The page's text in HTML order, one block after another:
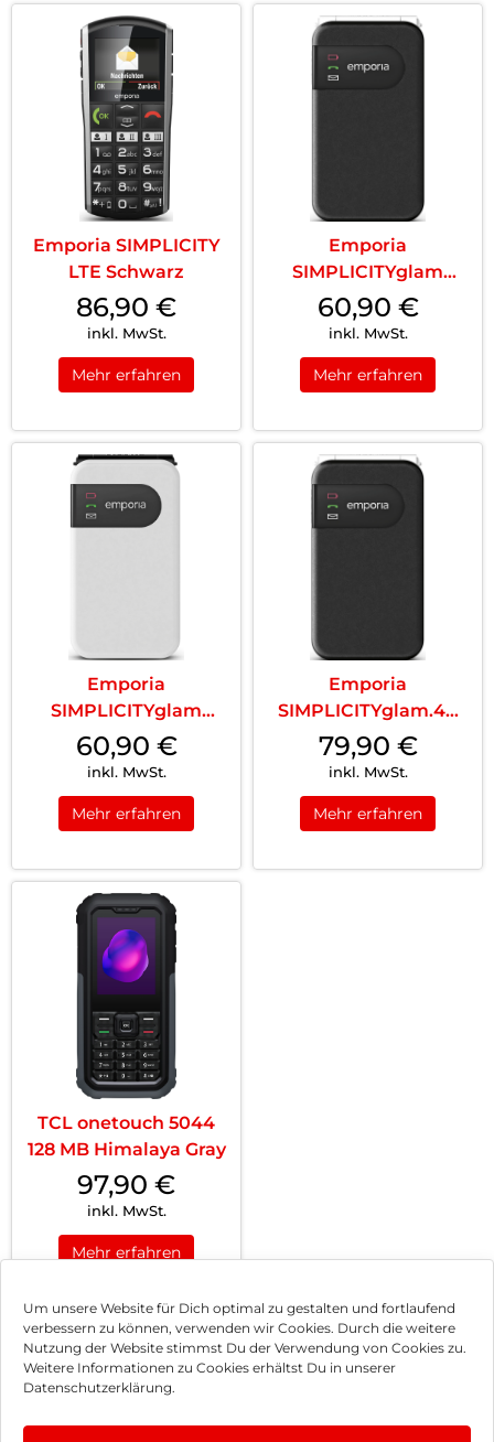
Um unsere Website für Dich optimal zu gestalten und fortlaufend
verbessern zu können, verwenden wir Cookies. Durch die weitere
Nutzung der Website stimmst Du der Verwendung von Cookies zu.
Weitere Informationen zu Cookies erhältst Du in unserer
Datenschutzerklärung.
Emporia SIMPLICITY
LTE Schwarz
86,90 €
inkl. MwSt.
Mehr erfahren
Emporia
SIMPLICITYglam
Schwarz
60,90 €
inkl. MwSt.
Mehr erfahren
Emporia
SIMPLICITYglam
Weiss
60,90 €
inkl. MwSt.
Mehr erfahren
Emporia
SIMPLICITYglam.4G
Schwarz
79,90 €
inkl. MwSt.
Mehr erfahren
TCL onetouch 5044
128 MB Himalaya Gray
97,90 €
inkl. MwSt.
Mehr erfahren
Impressum